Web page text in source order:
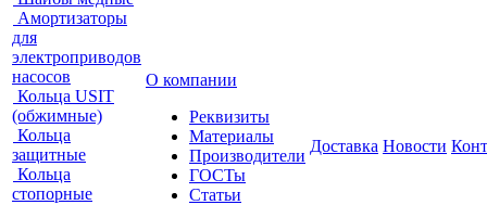
Амортизаторы
для
электроприводов
насосов
Кольца USIT
(обжимные)
Кольца
защитные
Кольца
стопорные
О компании
Реквизиты
Материалы
Производители
ГОСТы
Статьи
Доставка Новости